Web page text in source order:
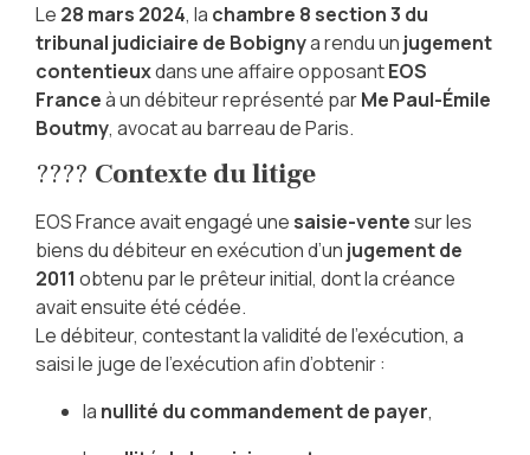
Le 28 mars 2024, la chambre 8 section 3 du
tribunal judiciaire de Bobignya rendu un jugement
contentieuxdans une affaire opposantEOS
Franceà un débiteur représenté parMe Paul-Émile
Boutmy, avocat au barreau de Paris.
???? Contexte du litige
EOS France avait engagé une saisie-ventesur les
biens du débiteur en exécution d’un jugement de
2011 obtenu par le prêteur initial, dont la créance
avait ensuite été cédée.
Le débiteur, contestant la validité de l’exécution, a
saisi le juge de l’exécution afin d’obtenir :
la nullité du commandement de payer,